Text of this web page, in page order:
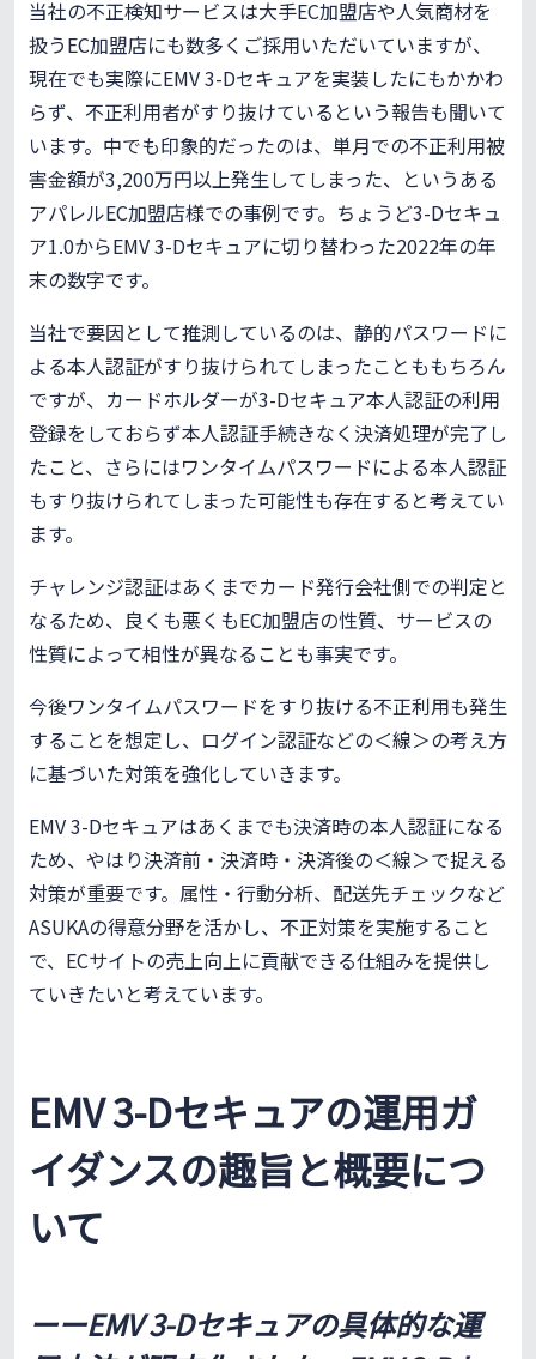
当社の不正検知サービスは大手EC加盟店や人気商材を
扱うEC加盟店にも数多くご採用いただいていますが、
現在でも実際にEMV 3-Dセキュアを実装したにもかかわ
らず、不正利用者がすり抜けているという報告も聞いて
います。中でも印象的だったのは、単月での不正利用被
害金額が3,200万円以上発生してしまった、というある
アパレルEC加盟店様での事例です。ちょうど3-Dセキュ
ア1.0からEMV 3-Dセキュアに切り替わった2022年の年
末の数字です。
当社で要因として推測しているのは、静的パスワードに
よる本人認証がすり抜けられてしまったことももちろん
ですが、カードホルダーが3-Dセキュア本人認証の利用
登録をしておらず本人認証手続きなく決済処理が完了し
たこと、さらにはワンタイムパスワードによる本人認証
もすり抜けられてしまった可能性も存在すると考えてい
ます。
チャレンジ認証はあくまでカード発行会社側での判定と
なるため、良くも悪くもEC加盟店の性質、サービスの
性質によって相性が異なることも事実です。
今後ワンタイムパスワードをすり抜ける不正利用も発生
することを想定し、ログイン認証などの＜線＞の考え方
に基づいた対策を強化していきます。
EMV 3-Dセキュアはあくまでも決済時の本人認証になる
ため、やはり決済前・決済時・決済後の＜線＞で捉える
対策が重要です。属性・行動分析、配送先チェックなど
ASUKAの得意分野を活かし、不正対策を実施すること
で、ECサイトの売上向上に貢献できる仕組みを提供し
ていきたいと考えています。
EMV 3-Dセキュアの運用ガ
イダンスの趣旨と概要につ
いて
ーーEMV 3-Dセキュアの具体的な運